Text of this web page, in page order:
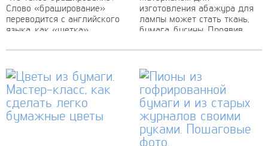
Слово «браширование»
переводится с английского
языка, как «щетка».
своими руками выполняется
удаляется часть волокон с
поверхности заготовки,...
изготовления абажура для
лампы может стать ткань,
бумага, бусины. Проявив
можно преобразить старый
руками до неузнаваемости....